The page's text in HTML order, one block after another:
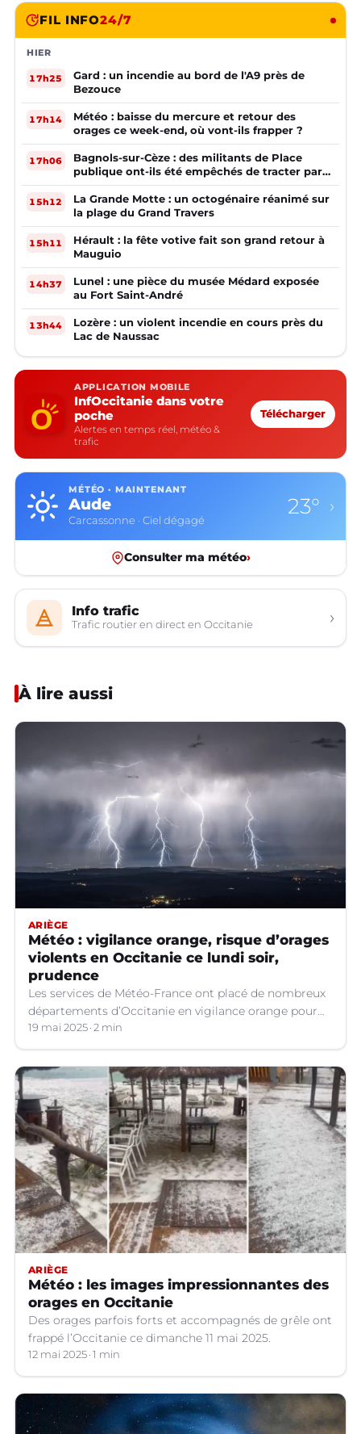
FIL INFO24/7
HIER
17h25
Gard : un incendie au bord de l'A9 près de
Bezouce
17h14
Météo : baisse du mercure et retour des
orages ce week-end, où vont-ils frapper ?
17h06
Bagnols-sur-Cèze : des militants de Place
publique ont-ils été empêchés de tracter par
la mairie ?
15h12
La Grande Motte : un octogénaire réanimé sur
la plage du Grand Travers
15h11
Hérault : la fête votive fait son grand retour à
Mauguio
14h37
Lunel : une pièce du musée Médard exposée
au Fort Saint-André
13h44
Lozère : un violent incendie en cours près du
Lac de Naussac
APPLICATION MOBILE
InfOccitanie dans votre
poche
Alertes en temps réel, météo &
trafic
Télécharger
MÉTÉO · MAINTENANT
Aude
Carcassonne · Ciel dégagé
23° ›
Consulter ma météo›
Info trafic
Trafic routier en direct en Occitanie ›
À lire aussi
ARIÈGE
Météo : vigilance orange, risque d’orages
violents en Occitanie ce lundi soir,
prudence
Les services de Météo-France ont placé de nombreux
départements d’Occitanie en vigilance orange pour
les orages violents.
19 mai 2025 2 min
ARIÈGE
Météo : les images impressionnantes des
orages en Occitanie
Des orages parfois forts et accompagnés de grêle ont
frappé l’Occitanie ce dimanche 11 mai 2025.
12 mai 2025 1 min